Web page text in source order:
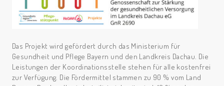
Das Projekt wird gefördert durch das Ministerium für
Gesundheit und Pflege Bayern und den Landkreis Dachau. Die
Leistungen der Koordinationsstelle stehen für alle kostenfrei
zur Verfügung. Die Fördermittel stammen zu 90 % vom Land